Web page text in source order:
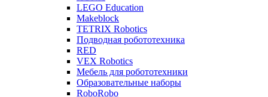
LEGO Education
Makeblock
TETRIX Robotics
Подводная робототехника
RED
VEX Robotics
Мебель для робототехники
Образовательные наборы
RoboRobo